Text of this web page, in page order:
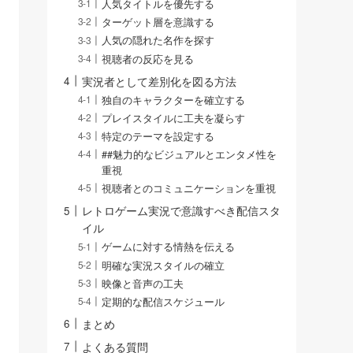
人気タイトルを優先する
ターゲット層を意識する
人気の隠れた名作を探す
視聴者の反応を見る
実況者として差別化を図る方法
独自のキャラクターを確立する
プレイスタイルに工夫を凝らす
特定のテーマを設定する
##魅力的なビジュアルとエンタメ性を
重視
視聴者とのコミュニケーションを重視
レトロゲーム実況で意識すべき配信スタ
イル
ゲームに対する情熱を伝える
明確な実況スタイルの確立
映像と音声の工夫
定期的な配信スケジュール
まとめ
よくある質問